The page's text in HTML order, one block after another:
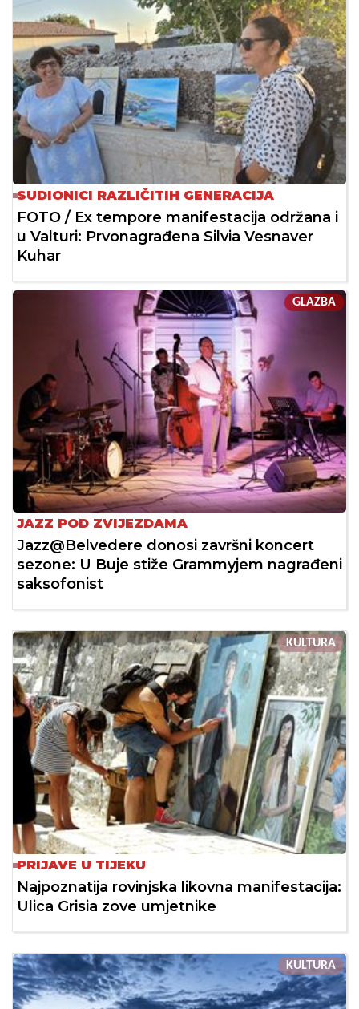
SUDIONICI RAZLIČITIH GENERACIJA
FOTO / Ex tempore manifestacija održana i
u Valturi: Prvonagrađena Silvia Vesnaver
Kuhar
GLAZBA
JAZZ POD ZVIJEZDAMA
Jazz@Belvedere donosi završni koncert
sezone: U Buje stiže Grammyjem nagrađeni
saksofonist
KULTURA
PRIJAVE U TIJEKU
Najpoznatija rovinjska likovna manifestacija:
Ulica Grisia zove umjetnike
KULTURA